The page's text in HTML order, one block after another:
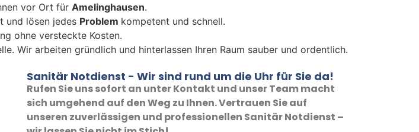
vor Ort für Amelinghausen.
und lösen jedes Problem kompetent und schnell.
ohne versteckte Kosten.
Wir arbeiten gründlich und hinterlassen Ihren Raum sauber und ordentlich.
Sanitär Notdienst - Wir sind rund um die Uhr für Sie da!
Rufen Sie uns sofort an unter Kontakt und unser Team macht
sich umgehend auf den Weg zu Ihnen. Vertrauen Sie auf
unseren zuverlässigen und professionellen Sanitär Notdienst –